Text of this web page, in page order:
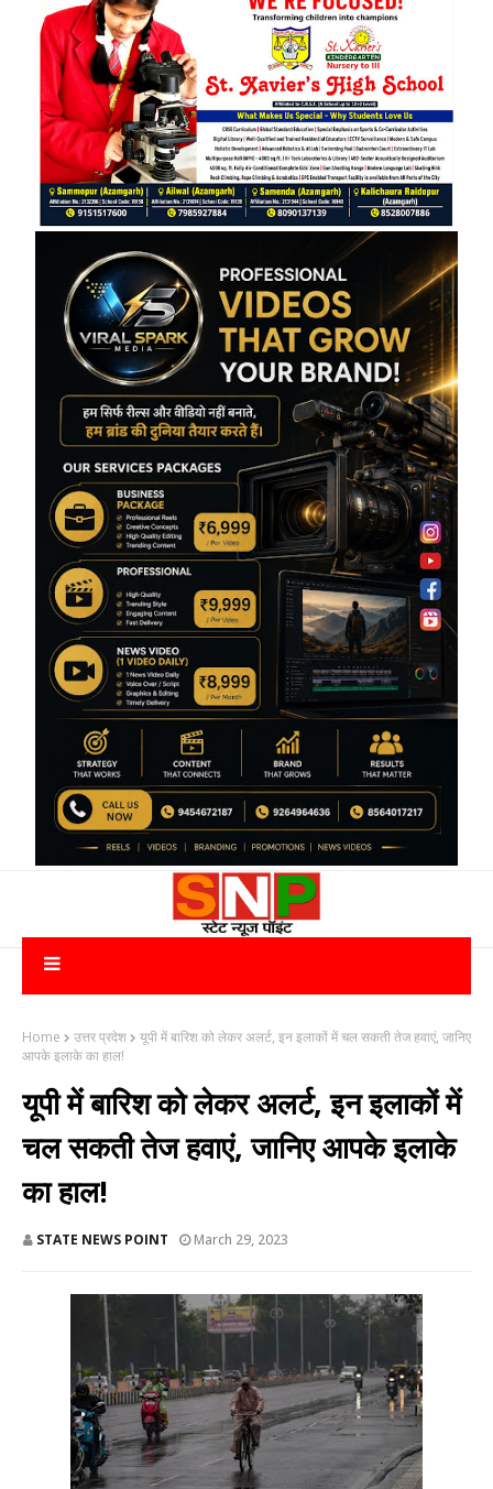
Home उत्तर प्रदेश
यूपी में बारिश को लेकर अलर्ट, इन इलाकों में चल सकती तेज हवाएं, जानिए
आपके इलाके का हाल!
यूपी में बारिश को लेकर अलर्ट, इन इलाकों में
चल सकती तेज हवाएं, जानिए आपके इलाके
का हाल!
STATE NEWS POINT March 29, 2023